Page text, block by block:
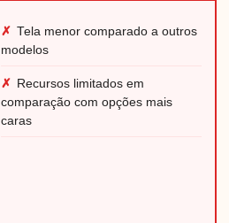
✗ Tela menor comparado a outros
modelos
✗ Recursos limitados em
comparação com opções mais
caras